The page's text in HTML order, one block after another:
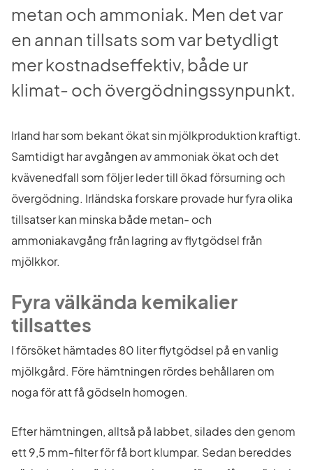
metan och ammoniak. Men det var
en annan tillsats som var betydligt
mer kostnadseffektiv, både ur
klimat- och övergödningssynpunkt.
Irland har som bekant ökat sin mjölkproduktion kraftigt.
Samtidigt har avgången av ammoniak ökat och det
kvävenedfall som följer leder till ökad försurning och
övergödning. Irländska forskare provade hur fyra olika
tillsatser kan minska både metan- och
ammoniakavgång från lagring av flytgödsel från
mjölkkor.
Fyra välkända kemikalier
tillsattes
I försöket hämtades 80 liter flytgödsel på en vanlig
mjölkgård. Före hämtningen rördes behållaren om
noga för att få gödseln homogen.
Efter hämtningen, alltså på labbet, silades den genom
ett 9,5 mm-filter för få bort klumpar. Sedan bereddes